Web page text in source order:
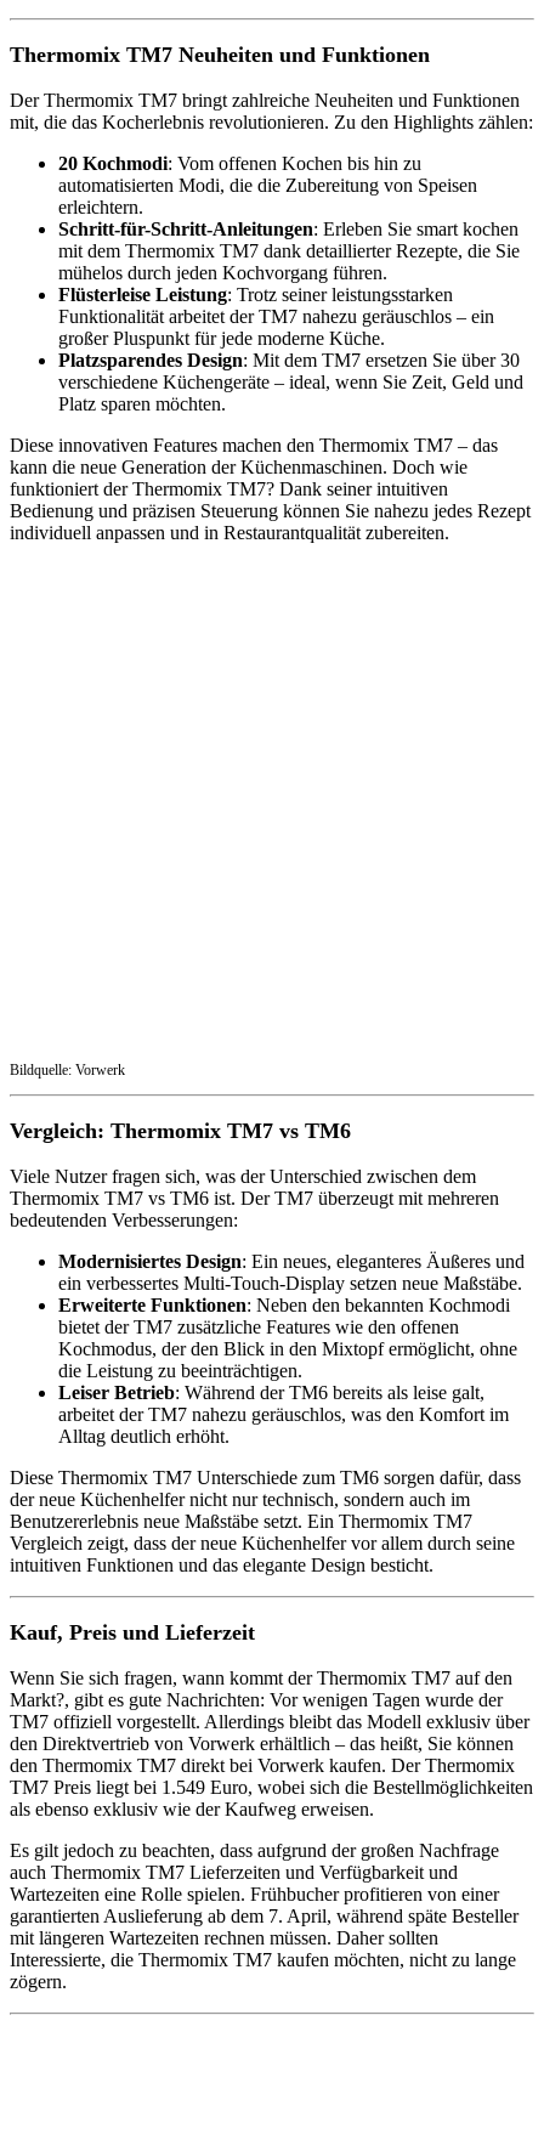
Thermomix TM7 Neuheiten und Funktionen
Der Thermomix TM7 bringt zahlreiche Neuheiten und Funktionen
mit, die das Kocherlebnis revolutionieren. Zu den Highlights zählen:
20 Kochmodi: Vom offenen Kochen bis hin zu
automatisierten Modi, die die Zubereitung von Speisen
erleichtern.
Schritt-für-Schritt-Anleitungen: Erleben Sie smart kochen
mit dem Thermomix TM7 dank detaillierter Rezepte, die Sie
mühelos durch jeden Kochvorgang führen.
Flüsterleise Leistung: Trotz seiner leistungsstarken
Funktionalität arbeitet der TM7 nahezu geräuschlos – ein
großer Pluspunkt für jede moderne Küche.
Platzsparendes Design: Mit dem TM7 ersetzen Sie über 30
verschiedene Küchengeräte – ideal, wenn Sie Zeit, Geld und
Platz sparen möchten.
Diese innovativen Features machen den Thermomix TM7 – das
kann die neue Generation der Küchenmaschinen. Doch wie
funktioniert der Thermomix TM7? Dank seiner intuitiven
Bedienung und präzisen Steuerung können Sie nahezu jedes Rezept
individuell anpassen und in Restaurantqualität zubereiten.
Bildquelle: Vorwerk
Vergleich: Thermomix TM7 vs TM6
Viele Nutzer fragen sich, was der Unterschied zwischen dem
Thermomix TM7 vs TM6 ist. Der TM7 überzeugt mit mehreren
bedeutenden Verbesserungen:
Modernisiertes Design: Ein neues, eleganteres Äußeres und
ein verbessertes Multi-Touch-Display setzen neue Maßstäbe.
Erweiterte Funktionen: Neben den bekannten Kochmodi
bietet der TM7 zusätzliche Features wie den offenen
Kochmodus, der den Blick in den Mixtopf ermöglicht, ohne
die Leistung zu beeinträchtigen.
Leiser Betrieb: Während der TM6 bereits als leise galt,
arbeitet der TM7 nahezu geräuschlos, was den Komfort im
Alltag deutlich erhöht.
Diese Thermomix TM7 Unterschiede zum TM6 sorgen dafür, dass
der neue Küchenhelfer nicht nur technisch, sondern auch im
Benutzererlebnis neue Maßstäbe setzt. Ein Thermomix TM7
Vergleich zeigt, dass der neue Küchenhelfer vor allem durch seine
intuitiven Funktionen und das elegante Design besticht.
Kauf, Preis und Lieferzeit
Wenn Sie sich fragen, wann kommt der Thermomix TM7 auf den
Markt?, gibt es gute Nachrichten: Vor wenigen Tagen wurde der
TM7 offiziell vorgestellt. Allerdings bleibt das Modell exklusiv über
den Direktvertrieb von Vorwerk erhältlich – das heißt, Sie können
den Thermomix TM7 direkt bei Vorwerk kaufen. Der Thermomix
TM7 Preis liegt bei 1.549 Euro, wobei sich die Bestellmöglichkeiten
als ebenso exklusiv wie der Kaufweg erweisen.
Es gilt jedoch zu beachten, dass aufgrund der großen Nachfrage
auch Thermomix TM7 Lieferzeiten und Verfügbarkeit und
Wartezeiten eine Rolle spielen. Frühbucher profitieren von einer
garantierten Auslieferung ab dem 7. April, während späte Besteller
mit längeren Wartezeiten rechnen müssen. Daher sollten
Interessierte, die Thermomix TM7 kaufen möchten, nicht zu lange
zögern.